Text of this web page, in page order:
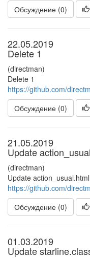
Обсуждение (0)
22.05.2019
Delete 1
(directman)
Delete 1
https://github.com/
Обсуждение (0)
21.05.2019
Update
(directman)
Update action_usual.html
https://github.com/
Обсуждение (0)
01.03.2019
Update